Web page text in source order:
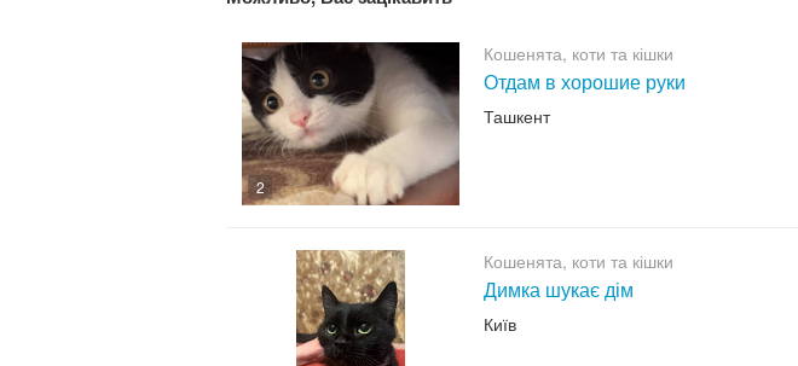
2
Кошенята, коти та кішки
Отдам в хорошие руки
Ташкент
Кошенята, коти та кішки
Димка шукає дім
Київ